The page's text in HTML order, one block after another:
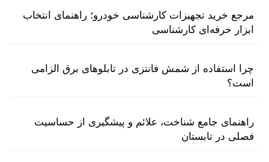
مرجع خرید تجهیزات کارشناسی خودرو؛ راهنمای انتخاب
ابزار حرفه‌ای کارشناسی
چرا استفاده از شمش فانتزی در تابلوهای برق الزامی
است؟
راهنمای جامع شناخت، علائم و پیشگیری از حساسیت
فصلی در تابستان